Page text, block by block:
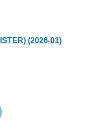
(2026-01)